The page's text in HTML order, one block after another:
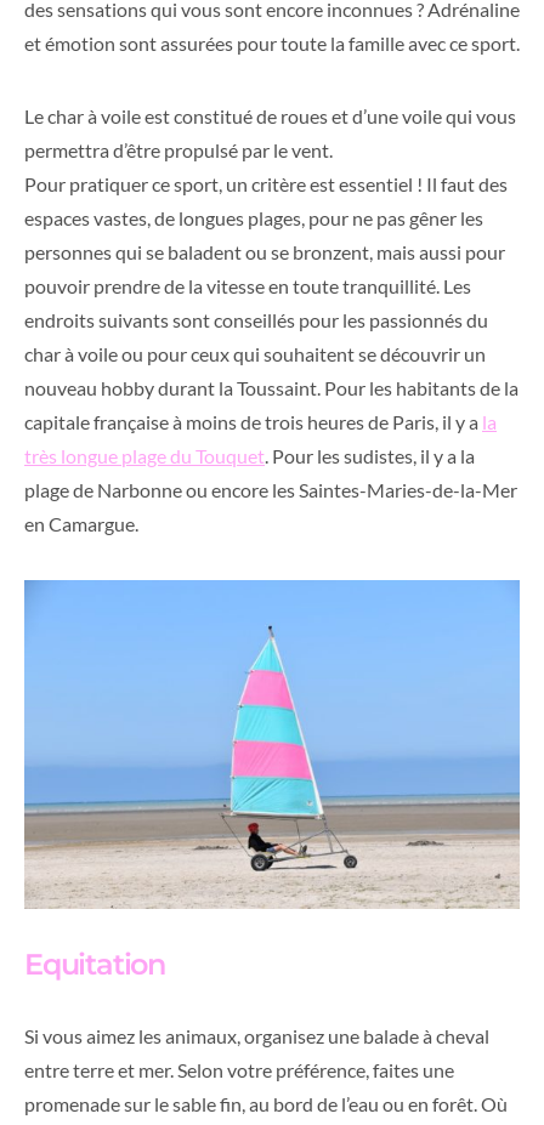
des sensations qui vous sont encore inconnues ? Adrénaline
et émotion sont assurées pour toute la famille avec ce sport.
Le char à voile est constitué de roues et d’une voile qui vous
permettra d’être propulsé par le vent.
Pour pratiquer ce sport, un critère est essentiel ! Il faut des
espaces vastes, de longues plages, pour ne pas gêner les
personnes qui se baladent ou se bronzent, mais aussi pour
pouvoir prendre de la vitesse en toute tranquillité. Les
endroits suivants sont conseillés pour les passionnés du
char à voile ou pour ceux qui souhaitent se découvrir un
nouveau hobby durant la Toussaint. Pour les habitants de la
capitale française à moins de trois heures de Paris, il y a la
très longue plage du Touquet . Pour les sudistes, il y a la
plage de Narbonne ou encore les Saintes-Maries-de-la-Mer
en Camargue.
Equitation
Si vous aimez les animaux, organisez une balade à cheval
entre terre et mer. Selon votre préférence, faites une
promenade sur le sable fin, au bord de l’eau ou en forêt. Où